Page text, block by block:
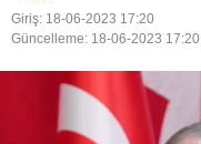
TEKNOLOJI
Giriş: 18-06-2023 17:20
Güncelleme: 18-06-2023 17:20